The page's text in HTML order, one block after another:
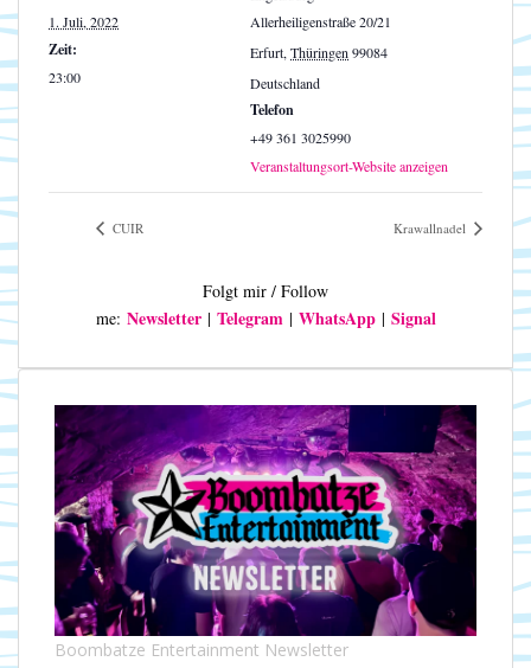
1. Juli, 2022
Zeit:
23:00
Allerheiligenstraße 20/21
Erfurt,Thüringen99084
Deutschland
Telefon
+49 361 3025990
Veranstaltungsort-Website anzeigen
CUIR Krawallnadel
Folgt mir / Follow
me: Newsletter| Telegram| WhatsApp| Signal
Boombatze Entertainment Newsletter